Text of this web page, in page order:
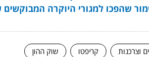
שהפכו למגורי היוקרה
וצרכנות קריפטו שוק ההון